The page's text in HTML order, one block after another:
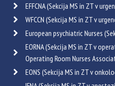
EFFCNA (Sekcija MS in ZT v
WFCCN (Sekcija MS in ZT v
European psychiatric Nurses
EORNA (Sekcija MS in ZT v
Operating Room Nurses
EONS (Sekcija MS in ZT v